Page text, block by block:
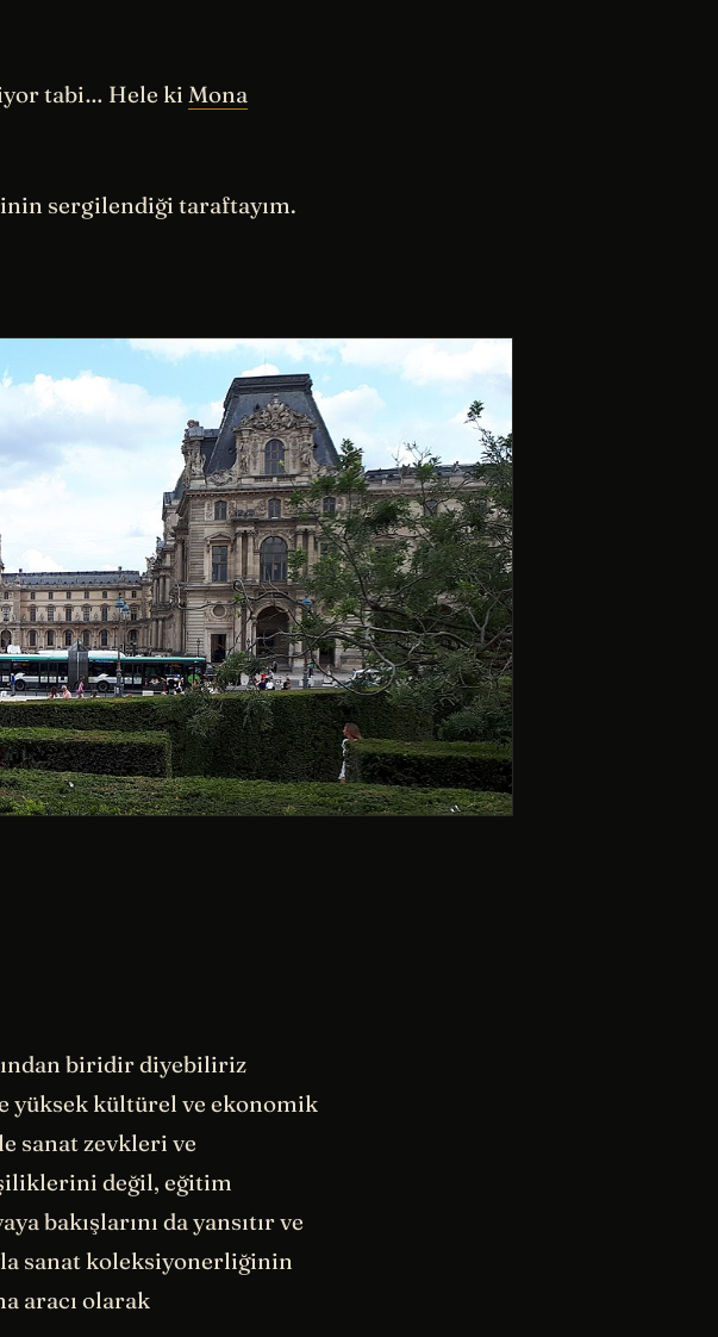
tabi… Hele ki Mona
sergilendiği taraftayım.
biridir diyebiliriz
yüksek kültürel ve ekonomik
sanat zevkleri ve
değil, eğitim
bakışlarını da yansıtır ve
sanat koleksiyonerliğinin
aracı olarak